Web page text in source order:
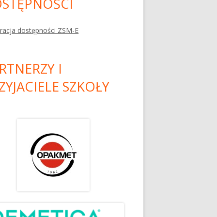
dostępności ZSM-E
I
SZKOŁY